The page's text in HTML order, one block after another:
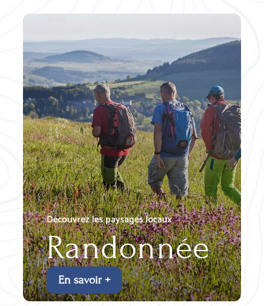
Découvrez les paysages locaux
Randonnée
En savoir +